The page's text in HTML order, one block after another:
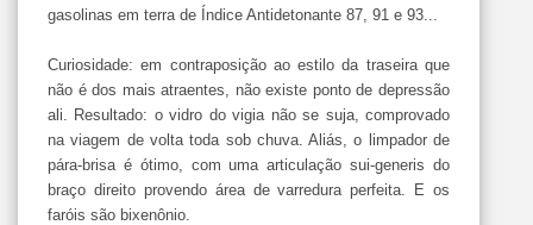
gasolinas em terra de Índice Antidetonante 87, 91 e 93...
Curiosidade: em contraposição ao estilo da traseira que
não é dos mais atraentes, não existe ponto de depressão
ali. Resultado: o vidro do vigia não se suja, comprovado
na viagem de volta toda sob chuva. Aliás, o limpador de
pára-brisa é ótimo, com uma articulação sui-generis do
braço direito provendo área de varredura perfeita. E os
faróis são bixenônio.